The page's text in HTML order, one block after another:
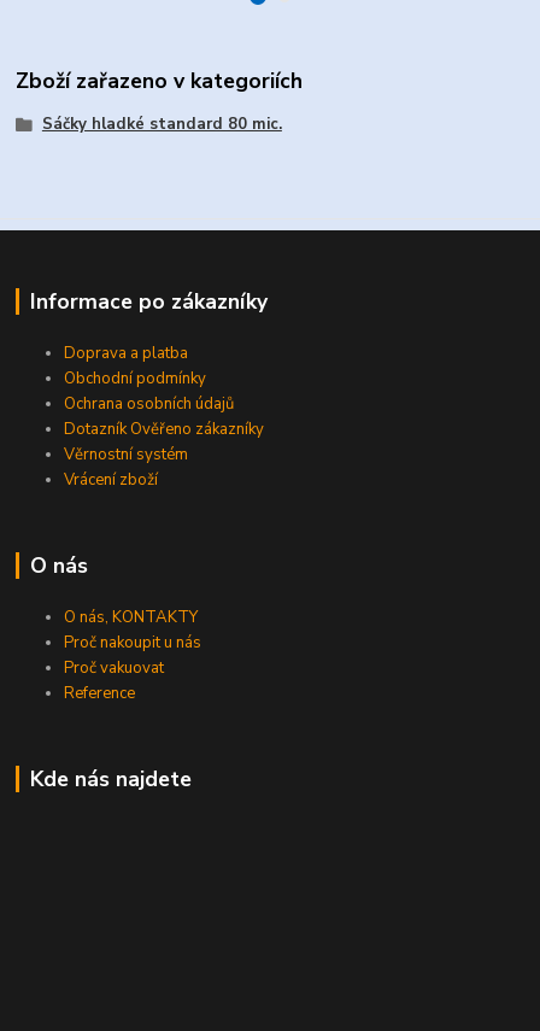
Zboží zařazeno v kategoriích
Sáčky hladké standard 80 mic.
Informace po zákazníky
Doprava a platba
Obchodní podmínky
Ochrana osobních údajů
Dotazník Ověřeno zákazníky
Věrnostní systém
Vrácení zboží
O nás
O nás, KONTAKTY
Proč nakoupit u nás
Proč vakuovat
Reference
Kde nás najdete